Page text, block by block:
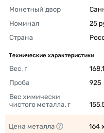
Монетный двор
Номинал
25
Страна
Технические характеристики
Вес, г
Проба
925
Вес химически
чистого металла, г
Цена металла 164